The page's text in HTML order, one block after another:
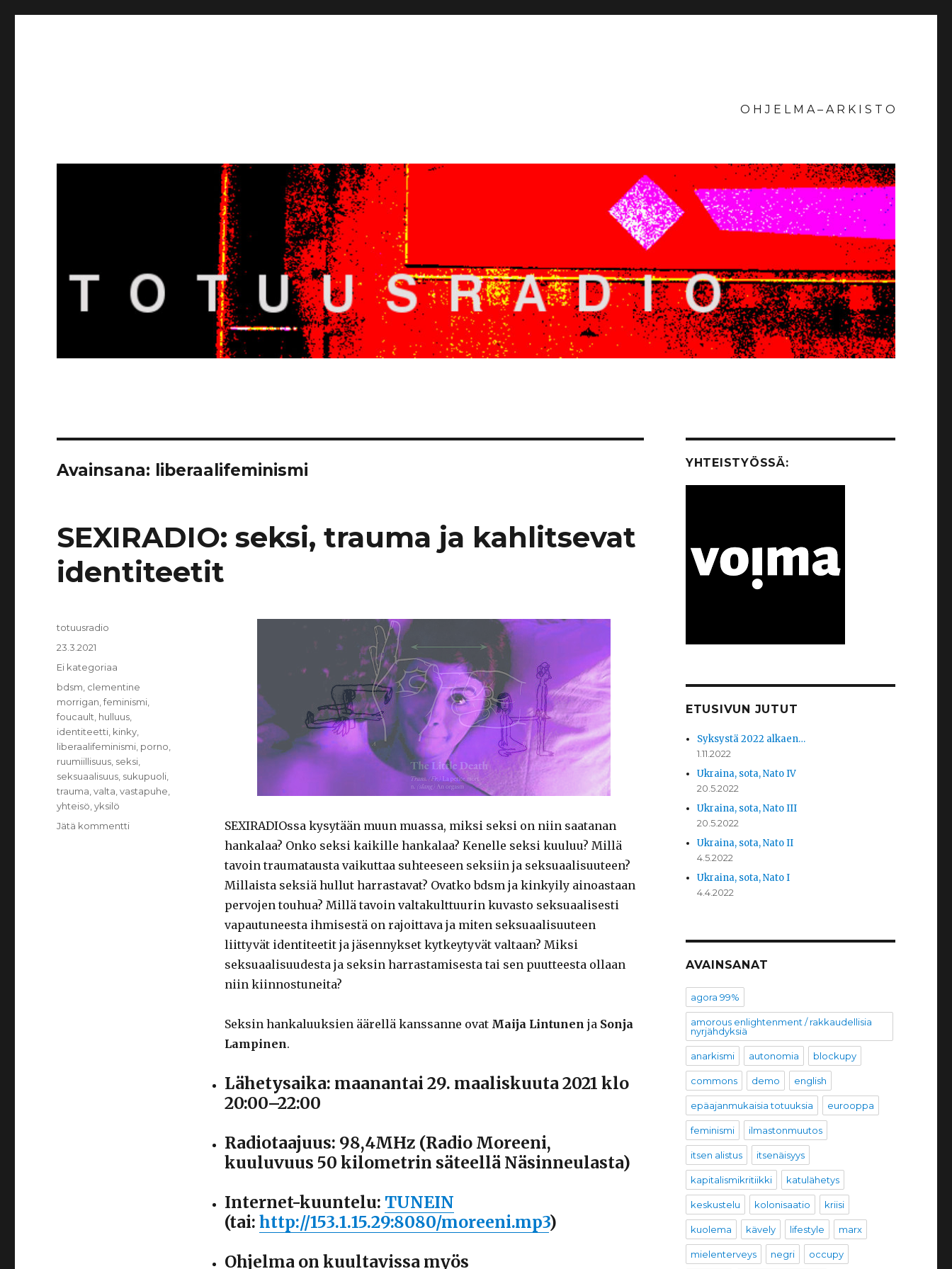
O H J E L M A – A R K I S T O
Avainsana: liberaalifeminismi
SEXIRADIO: seksi, trauma ja kahlitsevat
identiteetit
SEXIRADIOssa kysytään muun muassa, miksi seksi on niin saatanan
hankalaa? Onko seksi kaikille hankalaa? Kenelle seksi kuuluu? Millä
tavoin traumatausta vaikuttaa suhteeseen seksiin ja seksuaalisuuteen?
Millaista seksiä hullut harrastavat? Ovatko bdsm ja kinkyily ainoastaan
pervojen touhua? Millä tavoin valtakulttuurin kuvasto seksuaalisesti
vapautuneesta ihmisestä on rajoittava ja miten seksuaalisuuteen
liittyvät identiteetit ja jäsennykset kytkeytyvät valtaan? Miksi
seksuaalisuudesta ja seksin harrastamisesta tai sen puutteesta ollaan
niin kiinnostuneita?
Seksin hankaluuksien äärellä kanssanne ovat Maija Lintunen ja Sonja
Lampinen.
Lähetysaika: maanantai 29. maaliskuuta 2021 klo
20:00–22:00
Radiotaajuus: 98,4MHz (Radio Moreeni,
kuuluvuus 50 kilometrin säteellä Näsinneulasta)
Internet-kuuntelu: TUNEIN
(tai: http://153.1.15.29:8080/moreeni.mp3)
Ohjelma on kuultavissa myös
Kirjoittaja
totuusradio
Julkaistu
23.3.2021
Kategoriat
Ei kategoriaa
Avainsanat
bdsm clementine
morrigan ,feminismi
foucault hulluus
identiteetti kinky
liberaalifeminismi porno
ruumiillisuus seksi
seksuaalisuus sukupuoli
trauma ,valta ,vastapuhe
yhteisö ,yksilö
Jätä kommentti
YHTEISTYÖSSÄ:
ETUSIVUN JUTUT
Syksystä 2022 alkaen…
1.11.2022
Ukraina, sota, Nato IV
20.5.2022
Ukraina, sota, Nato III
20.5.2022
Ukraina, sota, Nato II
4.5.2022
Ukraina, sota, Nato I
4.4.2022
AVAINSANAT
agora 99%
amorous enlightenment / rakkaudellisia
nyrjähdyksiä
anarkismi autonomia blockupy
commons demo english
epäajanmukaisia totuuksia eurooppa
feminismi ilmastonmuutos
itsen alistus itsenäisyys
kapitalismikritiikki katulähetys
keskustelu kolonisaatio kriisi
kuolema kävely lifestyle marx
mielenterveys negri occupy